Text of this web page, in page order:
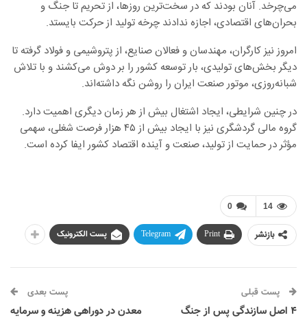
می‌چرخد. آنان بودند که در سخت‌ترین روزها، از تحریم تا جنگ و
بحران‌های اقتصادی، اجازه ندادند چرخه تولید از حرکت بایستد.
امروز نیز کارگران، مهندسان و فعالان صنایع، از پتروشیمی و فولاد گرفته تا
دیگر بخش‌های تولیدی، بار توسعه کشور را بر دوش می‌کشند و با تلاش
شبانه‌روزی، موتور صنعت ایران را روشن نگه داشته‌اند.
در چنین شرایطی، ایجاد اشتغال بیش از هر زمان دیگری اهمیت دارد.
گروه مالی گردشگری نیز با ایجاد بیش از ۴۵ هزار فرصت شغلی، سهمی
مؤثر در حمایت از تولید، صنعت و آینده اقتصاد کشور ایفا کرده است.
0 14
بازنشر Print
Telegram پست الکترونیک
پست قبلی
۴ اصل سازندگی پس از جنگ
پست بعدی
معدن در دوراهی هزینه و سرمایه